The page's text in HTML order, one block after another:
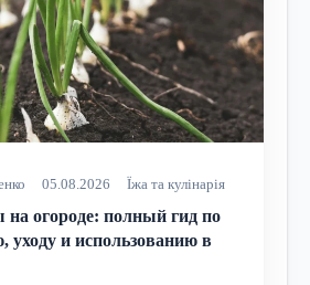
05.08.2026 Їжа та кулінарія
огороде: полный гид по
и использованию в